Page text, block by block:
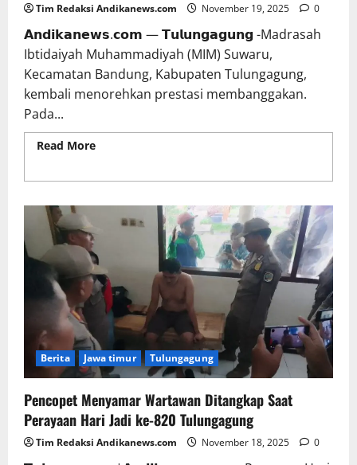
Tim Redaksi Andikanews.com November 19, 2025 0
𝗔𝗻𝗱𝗶𝗸𝗮𝗻𝗲𝘄𝘀.𝗰𝗼𝗺 — 𝗧𝘂𝗹𝘂𝗻𝗴𝗮𝗴𝘂𝗻𝗴 -Madrasah
Ibtidaiyah Muhammadiyah (MIM) Suwaru,
Kecamatan Bandung, Kabupaten Tulungagung,
kembali menorehkan prestasi membanggakan.
Pada...
Read More
Berita Jawa timur Tulungagung
Pencopet Menyamar Wartawan Ditangkap Saat
Perayaan Hari Jadi ke-820 Tulungagung
Tim Redaksi Andikanews.com November 18, 2025 0